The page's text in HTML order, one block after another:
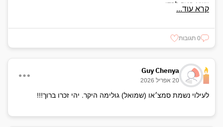
יישא בנזק לבדו.
שראיתי בשמואל. אותה רוח נתינה, אותה אחריות אזרחית בלתי
מתפשרת. הבנתי ששמואל לא היה אירוע חד-פעמי במציאות שלנו;
הוא היה ביטוי לדרך ארוכה וחשובה שהקהילה עוברת. הקהילה הזו,
שמגדלת אנשים שבוחרים להיות ישרים, שבוחרים לעצור את החיים
שלהם למען הזר, שמלמדים את הילדים שלהם שהאחריות שלנו
אחד כלפי השני היא הדבר הכי יקר שיש לנו.
קרא עוד...
0 תגובות
Guy Chenya
20 אפריל 2026
לעילוי נשמת סמצ׳או (שמואל) גולימה היקר. יהי זכרו ברוך!!!